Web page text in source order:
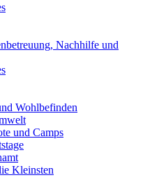
Nachhilfe und
Wohlbefinden
und Camps
Kleinsten